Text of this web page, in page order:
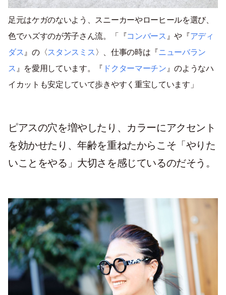
足元はケガのないよう、スニーカーやローヒールを選び、
色でハズすのが芳子さん流。「『コンバース 』や『アディ
ダス 』の〈スタンスミス 〉、仕事の時は『ニューバラン
ス 』を愛用しています。『 ドクターマーチン 』のようなハ
イカットも安定していて歩きやすく重宝しています」
ピアスの穴を増やしたり、カラーにアクセント
を効かせたり、年齢を重ねたからこそ「やりた
いことをやる」大切さを感じているのだそう。